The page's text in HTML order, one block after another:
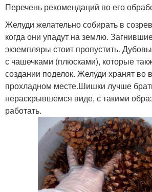
Перечень рекомендаций по его
Желуди желательно собирать в
когда они упадут на землю.
экземпляры стоит пропустить.
с чашечками (плюсками), которые
создании поделок. Желуди хранят во
прохладном месте.Шишки лучше
нераскрывшемся виде, с такими
работать.